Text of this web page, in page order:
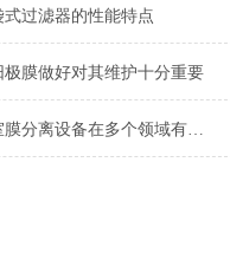
式过滤器的性能特点
极膜做好对其维护十分重要
实验室膜分离设备在多个领域有着广泛应用